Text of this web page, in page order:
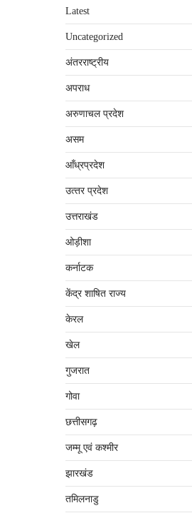
Latest
Uncategorized
अंतरराष्‍ट्रीय
अपराध
अरुणाचल प्रदेश
असम
आँध्रप्रदेश
उत्‍तर प्रदेश
उत्तराखंड
ओड़ीशा
कर्नाटक
केंद्र शाषित राज्य
केरल
खेल
गुजरात
गोवा
छत्तीसगढ़
जम्‍मू एवं कश्‍मीर
झारखंड
तमिलनाडु